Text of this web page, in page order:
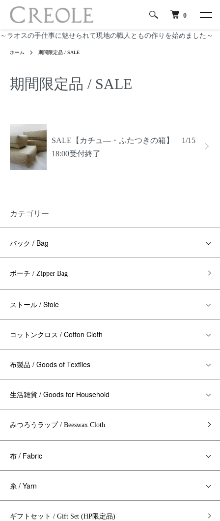
～ラオスの手仕事に魅せられて現地の職人ともの作りを始めました～
0
ホーム 期間限定品 / SALE
期間限定品 / SALE
SALE【カチュ―・ふたつきの箱】 1/15
18:00受付終了
カテゴリー
バック / Bag
ポーチ / Zipper Bag
ストール / Stole
コットンクロス / Cotton Cloth
布製品 / Goods of Textiles
生活雑貨 / Goods for Household
みつろうラップ / Beeswax Cloth
布 / Fabric
糸 / Yarn
ギフトセット / Gift Set (HP限定品)